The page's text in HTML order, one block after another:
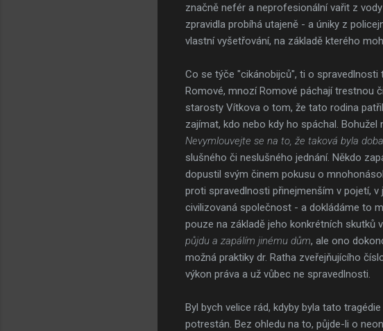
značně nefér a neprofesionální vařit z
zpravidla probíhá utajeně - a úniky z
vlastní vyšetřování, na základě kterého
Co se týče "cikánobijců", ti o
Romové, mnozí Romové páchají trestnou
starosty Vítkova o tom, že tato rodina
zajímat, kdo nebo kdy ho spáchal.
Nevymlouvejte se na to, že taková byla
slušného či neslušného jednání. Někdo
dopustil svým činem pokusu o
proti spravedlnosti přinejmenším v pojetí,
civilizovaná společnost - a dokládáme to
pouze na základě jeho konkrétních skutků
půjdu a zapálím jinému dům, ale ono
možná praktiky dr. Ratha zveřejňujícího
výkon práva a už vůbec ne spravedlnosti.
Byl bych velice rád, kdyby byla tato
potrestán. Bez ohledu na to, půjde-li o